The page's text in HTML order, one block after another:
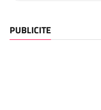
PUBLICITE